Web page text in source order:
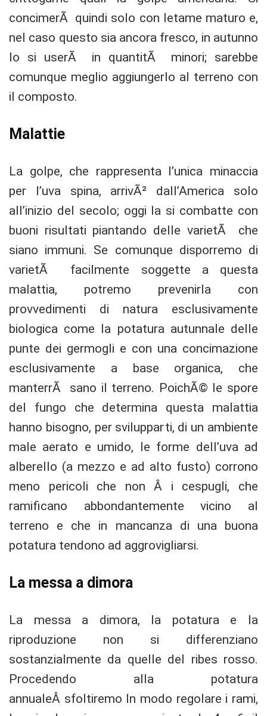
concimerÃ quindi solo con letame maturo e,
nel caso questo sia ancora fresco, in autunno
lo si userÃ in quantitÃ minori; sarebbe
comunque meglio aggiungerlo al terreno con
il composto.
Malattie
La golpe, che rappresenta l’unica minaccia
per l’uva spina, arrivÃ² dall’America solo
all’inizio del secolo; oggi la si combatte con
buoni risultati piantando delle varietÃ che
siano immuni. Se comunque disporremo di
varietÃ facilmente soggette a questa
malattia, potremo prevenirla con
provvedimenti di natura esclusivamente
biologica come la potatura autunnale delle
punte dei germogli e con una concimazione
esclusivamente a base organica, che
manterrÃ sano il terreno. PoichÃ© le spore
del fungo che determina questa malattia
hanno bisogno, per svilupparti, di un ambiente
male aerato e umido, le forme dell’uva ad
alberello (a mezzo e ad alto fusto) corrono
meno pericoli che non Â i cespugli, che
ramificano abbondantemente vicino al
terreno e che in mancanza di una buona
potatura tendono ad aggrovigliarsi.
La messa a dimora
La messa a dimora, la potatura e la
riproduzione non si differenziano
sostanzialmente da quelle del ribes rosso.
Procedendo alla potatura
annualeÂ sfoltiremo In modo regolare i rami,